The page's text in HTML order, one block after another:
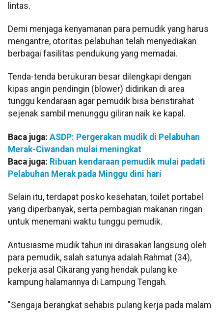
lintas.
Demi menjaga kenyamanan para pemudik yang harus
mengantre, otoritas pelabuhan telah menyediakan
berbagai fasilitas pendukung yang memadai.
Tenda-tenda berukuran besar dilengkapi dengan
kipas angin pendingin (blower) didirikan di area
tunggu kendaraan agar pemudik bisa beristirahat
sejenak sambil menunggu giliran naik ke kapal.
Baca juga: ASDP: Pergerakan mudik di Pelabuhan
Merak-Ciwandan mulai meningkat
Baca juga: Ribuan kendaraan pemudik mulai padati
Pelabuhan Merak pada Minggu dini hari
Selain itu, terdapat posko kesehatan, toilet portabel
yang diperbanyak, serta pembagian makanan ringan
untuk menemani waktu tunggu pemudik.
Antusiasme mudik tahun ini dirasakan langsung oleh
para pemudik, salah satunya adalah Rahmat (34),
pekerja asal Cikarang yang hendak pulang ke
kampung halamannya di Lampung Tengah.
"Sengaja berangkat sehabis pulang kerja pada malam